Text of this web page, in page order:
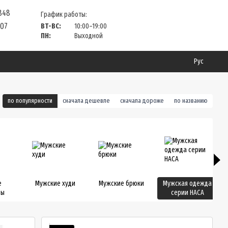
График работы:
ВТ-ВС:
10:00–19:00
ПН:
Выходной
Рус
по популярности сначала дешевле сначала дороже по названию
Мужские худи Мужские брюки
Мужская одежда
серии НАСА